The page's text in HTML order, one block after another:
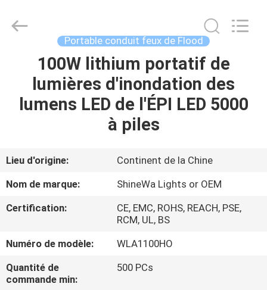
MAISON
VIDÉOS
À
PROPOS
DE
NOUS
International
Trade
Portable conduit feux de Flood
100W lithium portatif de
lumières d'inondation des
lumens LED de l'ÉPI LED 5000
à piles
Lieu d'origine:
Continent de la Chine
Nom de marque:
ShineWa Lights or OEM
Certification:
CE, EMC, ROHS, REACH, PSE,
RCM, UL, BS
Numéro de modèle:
WLA1100HO
Quantité de
commande min:
500 PCs